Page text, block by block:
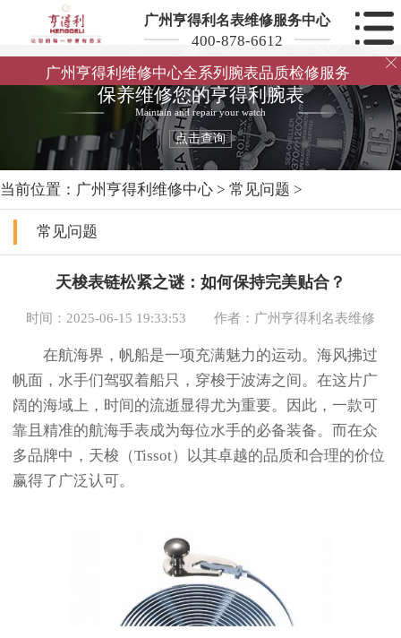
广州亨得利名表维修服务中心
400-878-6612
广州亨得利维修中心全系列腕表品质检修服务

保养维修您的亨得利腕表
Maintain and repair your watch
点击查询
当前位置： 广州亨得利维修中心 > 常见问题 >
常见问题
天梭表链松紧之谜：如何保持完美贴合？
时间：2025-06-15 19:33:53 作者：广州亨得利名表维修
在航海界，帆船是一项充满魅力的运动。海风拂过
帆面，水手们驾驭着船只，穿梭于波涛之间。在这片广
阔的海域上，时间的流逝显得尤为重要。因此，一款可
靠且精准的航海手表成为每位水手的必备装备。而在众
多品牌中，天梭（Tissot）以其卓越的品质和合理的价位
赢得了广泛认可。